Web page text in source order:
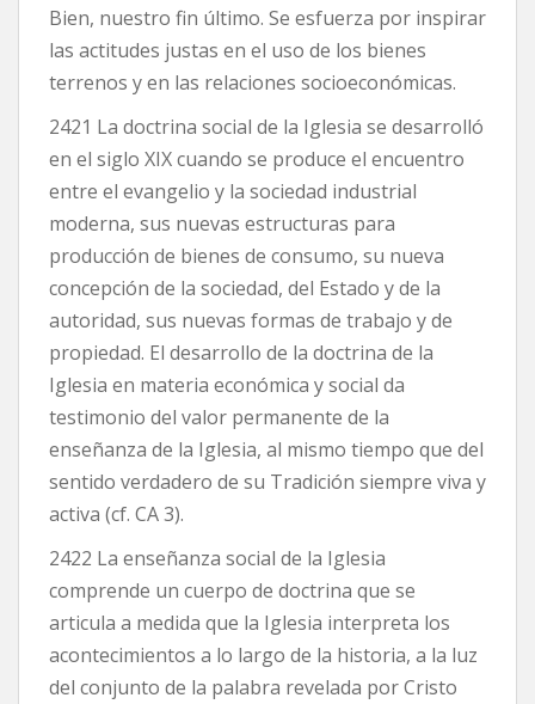
Bien, nuestro fin último. Se esfuerza por inspirar
las actitudes justas en el uso de los bienes
terrenos y en las relaciones socioeconómicas.
2421 La doctrina social de la Iglesia se desarrolló
en el siglo XIX cuando se produce el encuentro
entre el evangelio y la sociedad industrial
moderna, sus nuevas estructuras para
producción de bienes de consumo, su nueva
concepción de la sociedad, del Estado y de la
autoridad, sus nuevas formas de trabajo y de
propiedad. El desarrollo de la doctrina de la
Iglesia en materia económica y social da
testimonio del valor permanente de la
enseñanza de la Iglesia, al mismo tiempo que del
sentido verdadero de su Tradición siempre viva y
activa (cf. CA 3).
2422 La enseñanza social de la Iglesia
comprende un cuerpo de doctrina que se
articula a medida que la Iglesia interpreta los
acontecimientos a lo largo de la historia, a la luz
del conjunto de la palabra revelada por Cristo